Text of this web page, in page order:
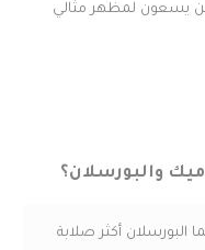
يسعون لمظهر مثالي
والبورسلان؟
البورسلان أكثر صلابة